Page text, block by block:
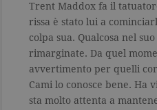
Trent Maddox fa il
rissa è stato lui a
colpa sua. Qualcosa nel
rimarginate. Da quel
avvertimento per quelli
Cami lo conosce bene. Ha
sta molto attenta a